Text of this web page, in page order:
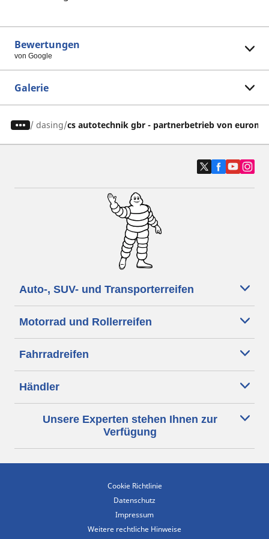
Bewertungen
von Google
Galerie
/ dasing cs autotechnik gbr - partnerbetrieb von
Auto-, SUV- und Transporterreifen
Motorrad und Rollerreifen
Fahrradreifen
Händler
Unsere Experten stehen Ihnen zur
Verfügung
Cookie Richtlinie
Datenschutz
Impressum
Weitere rechtliche Hinweise